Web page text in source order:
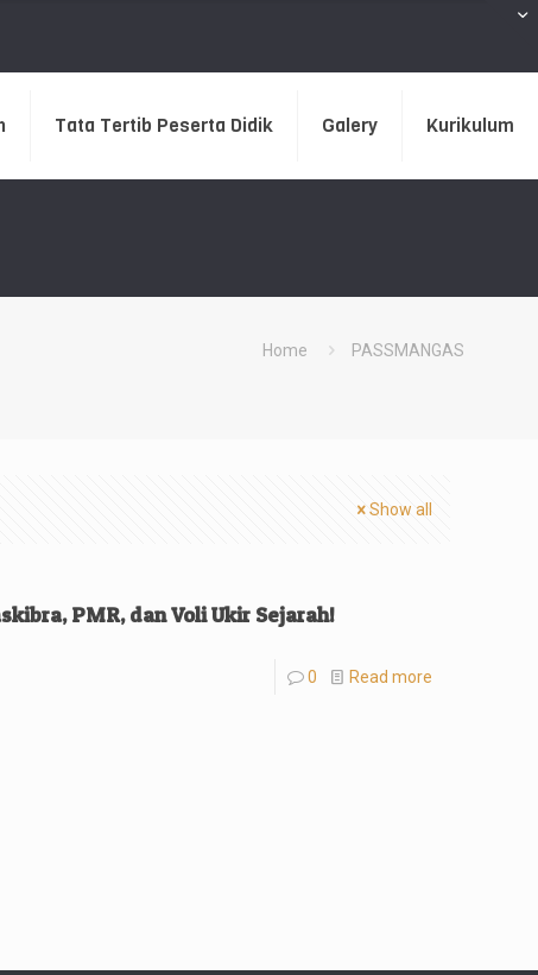
Tata Tertib Peserta Didik Galery Kurikulum
Home PASSMANGAS
Show all
PMR, dan Voli Ukir Sejarah!
0 Read more